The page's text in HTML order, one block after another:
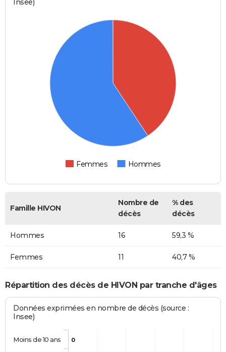
Insee)
Femmes Hommes
Famille HIVON
Nombre de
décès
% des
décès
Hommes 16 59,3 %
Femmes 11 40,7 %
Répartition des décès de HIVON par tranche d'âges
Données exprimées en nombre de décès (source :
Insee)
0
Moins de 10 ans